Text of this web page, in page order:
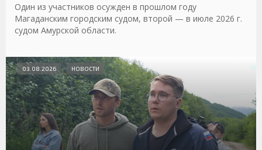
Один из участников осужден в прошлом году
Магаданским городским судом, второй — в июле 2026 г.
судом Амурской области.
03.08.2026 НОВОСТИ